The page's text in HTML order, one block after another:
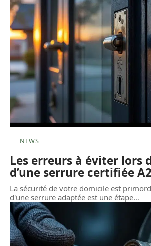
NEWS
Les erreurs à éviter lors
d’une serrure certifiée
La sécurité de votre domicile est
d'une serrure adaptée est une étape…